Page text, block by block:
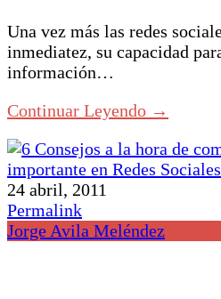
Una vez más las redes
inmediatez, su capacidad
información…
Continuar Leyendo →
24 abril, 2011
Permalink
Jorge Avila Meléndez